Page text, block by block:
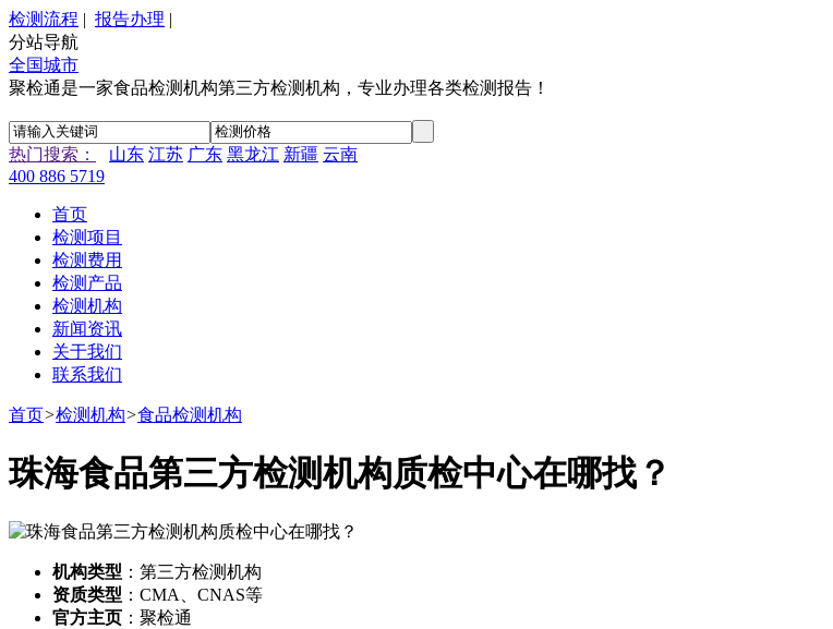
检测流程 | 报告办理 |
分站导航
全国城市
聚检通是一家食品检测机构第三方检测机构，专业办理各类检测报告！
热门搜索： 山东 江苏 广东 黑龙江 新疆 云南
400 886 5719
首页
检测项目
检测费用
检测产品
检测机构
新闻资讯
关于我们
联系我们
首页>检测机构>食品检测机构
珠海食品第三方检测机构质检中心在哪找？
机构类型 ：第三方检测机构
资质类型 ：CMA、CNAS等
官方主页 ：聚检通